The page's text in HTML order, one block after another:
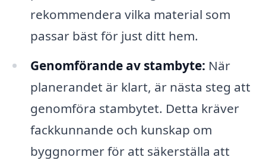
rekommendera vilka material som
passar bäst för just ditt hem.
Genomförande av stambyte: När
planerandet är klart, är nästa steg att
genomföra stambytet. Detta kräver
fackkunnande och kunskap om
byggnormer för att säkerställa att